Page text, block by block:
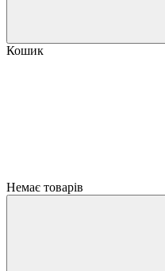
Кошик
Немає товарів